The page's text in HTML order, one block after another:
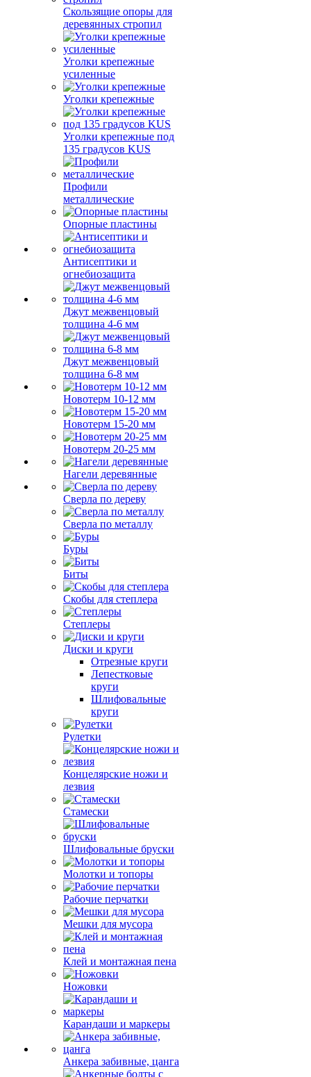
Скользящие опоры для
деревянных стропил
Уголки крепежные
усиленные
Уголки крепежные
Уголки крепежные под
135 градусов KUS
Профили
металлические
Опорные пластины
Антисептики и
огнебиозащита
Джут межвенцовый
толщина 4-6 мм
Джут межвенцовый
толщина 6-8 мм
Новотерм 10-12 мм
Новотерм 15-20 мм
Новотерм 20-25 мм
Нагели деревянные
Сверла по дереву
Сверла по металлу
Буры
Биты
Скобы для степлера
Степлеры
Диски и круги
Отрезные круги
Лепестковые
круги
Шлифовальные
круги
Рулетки
Концелярские ножи и
лезвия
Стамески
Шлифовальные бруски
Молотки и топоры
Рабочие перчатки
Мешки для мусора
Клей и монтажная пена
Ножовки
Карандаши и маркеры
Анкера забивные, цанга